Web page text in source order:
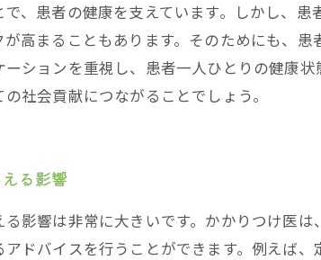
、患者の健康を支えています。しかし、
高まることもあります。そのためにも、
ションを重視し、患者一人ひとりの健康
社会貢献につながることでしょう。
る影響
影響は非常に大きいです。かかりつけ医
ドバイスを行うことができます。例えば